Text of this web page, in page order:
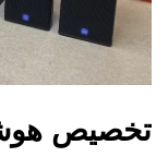
تخصیص